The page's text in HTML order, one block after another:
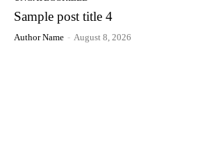
Sample post title 4
Author Name - August 8, 2026